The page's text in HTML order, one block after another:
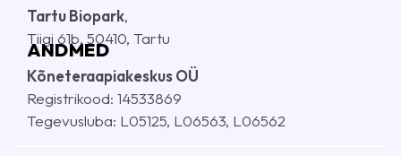
Tartu Biopark,
Tiigi 61b, 50410, Tartu
ANDMED
Kõneteraapiakeskus OÜ
Registrikood: 14533869
Tegevusluba: L05125, L06563, L06562